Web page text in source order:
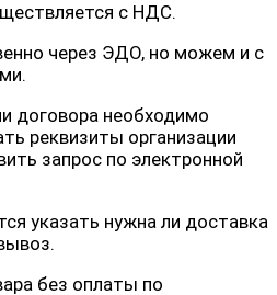
с НДС.
через ЭДО, но можем и с
договора необходимо
реквизиты организации
запрос по электронной
указать нужна ли доставка
без оплаты по